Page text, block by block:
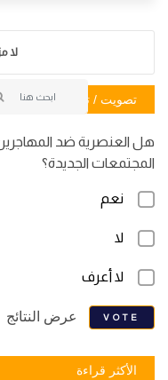
لا
تصويت / تصويت
هل العنصرية ضد
المجتمعات الجديدة؟
نعم
لا
لا أعرف
VOTE عرض النتائج
الأكثر قراءة